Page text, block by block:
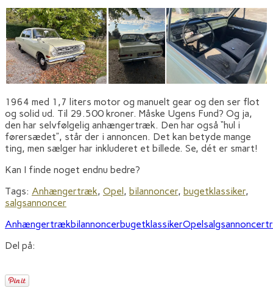
1964 med 1,7 liters motor og manuelt gear og den ser flot
og solid ud. Til 29.500 kroner. Måske Ugens Fund? Og ja,
den har selvfølgelig anhængertræk. Den har også “hul i
førersædet”, står der i annoncen. Det kan betyde mange
ting, men sælger har inkluderet et billede. Se, dét er smart!
Kan I finde noget endnu bedre?
Tags: Anhængertræk, Opel, bilannoncer, bugetklassiker,
salgsannoncer
AnhængertrækbilannoncerbugetklassikerOpelsalgsannoncer
Del på: